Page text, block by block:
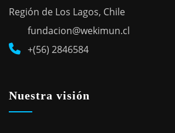
Región de Los Lagos, Chile
fundacion@wekimun.cl
+(56) 2846584
Nuestra visión